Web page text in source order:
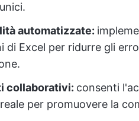
automatizzate:
di Excel per ridurre gli
collaborativi: consenti
per promuovere la